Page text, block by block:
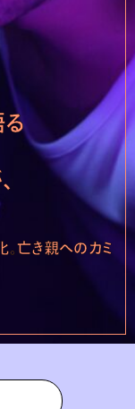
る
亡き親へのカミ